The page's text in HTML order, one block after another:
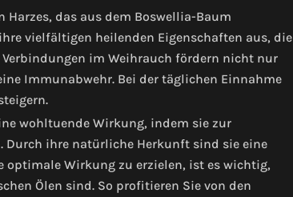
das aus dem Boswellia-Baum
vielfältigen heilenden Eigenschaften aus, die
im Weihrauch fördern nicht nur
Immunabwehr. Bei der täglichen Einnahme
wohltuende Wirkung, indem sie zur
ihre natürliche Herkunft sind sie eine
optimale Wirkung zu erzielen, ist es wichtig,
Ölen sind. So profitieren Sie von den